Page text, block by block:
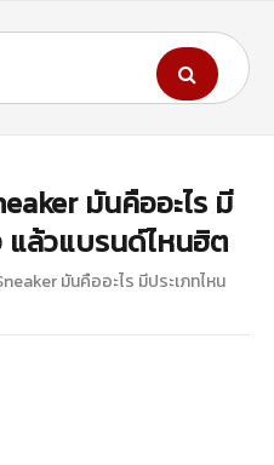
มันคืออะไร มี
แล้วแบรนด์ไหนฮิต
มันคืออะไร มีประเภทไหน